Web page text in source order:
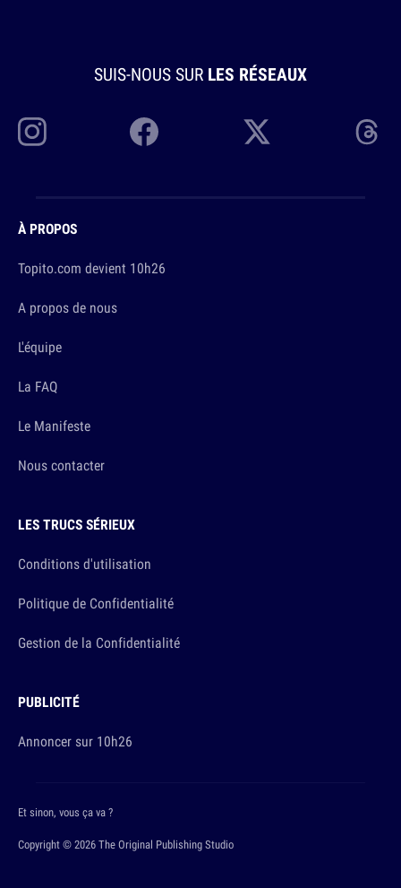
SUIS-NOUS SUR LES RÉSEAUX
À PROPOS
Topito.com devient 10h26
A propos de nous
L'équipe
La FAQ
Le Manifeste
Nous contacter
LES TRUCS SÉRIEUX
Conditions d'utilisation
Politique de Confidentialité
Gestion de la Confidentialité
PUBLICITÉ
Annoncer sur 10h26
Copyright © 2026 The Original Publishing Studio
Et sinon, vous ça va ?